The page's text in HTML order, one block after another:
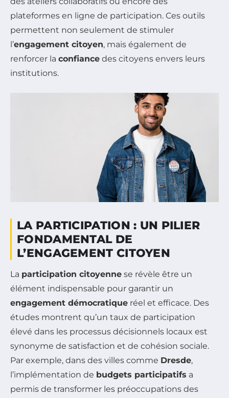
plateformes en ligne de participation. Ces outils
permettent non seulement de stimuler
l’engagement citoyen, mais également de
renforcer la confiance des citoyens envers leurs
institutions.
LA PARTICIPATION : UN PILIER
FONDAMENTAL DE
L’ENGAGEMENT CITOYEN
La participation citoyenne se révèle être un
élément indispensable pour garantir un
engagement démocratique réel et efficace. Des
études montrent qu’un taux de participation
élevé dans les processus décisionnels locaux est
synonyme de satisfaction et de cohésion sociale.
Par exemple, dans des villes comme Dresde,
l’implémentation de budgets participatifs a
permis de transformer les préoccupations des